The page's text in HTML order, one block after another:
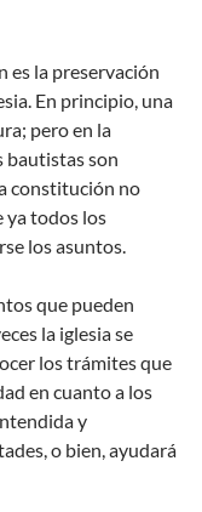
es la preservación
En principio, una
pero en la
bautistas son
constitución no
ya todos los
los asuntos.
que pueden
la iglesia se
los trámites que
en cuanto a los
y
o bien, ayudará